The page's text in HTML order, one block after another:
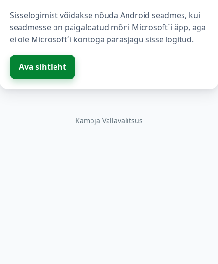
Sisselogimist võidakse nõuda Android seadmes, kui
seadmesse on paigaldatud mõni Microsoft´i äpp, aga
ei ole Microsoft´i kontoga parasjagu sisse logitud.
Ava sihtleht
Kambja Vallavalitsus